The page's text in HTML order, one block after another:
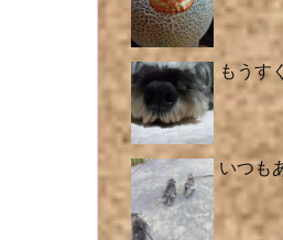
もうす
いつも